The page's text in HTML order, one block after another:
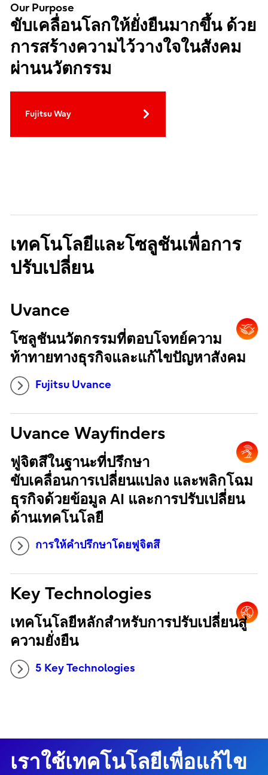
Our Purpose
ขับเคลื่อนโลกให้ยั่งยืนมากขึ้น ด้วย
การสร้างความไว้วางใจในสังคม
ผ่านนวัตกรรม
Fujitsu Way
เทคโนโลยีและโซลูชันเพื่อการ
ปรับเปลี่ยน
Uvance
โซลูชันนวัตกรรมที่ตอบโจทย์ความ
ท้าทายทางธุรกิจและแก้ไขปัญหาสังคม
Fujitsu Uvance
Uvance Wayfinders
ฟูจิตสึในฐานะที่ปรึกษา
ขับเคลื่อนการเปลี่ยนแปลง และพลิกโฉม
ธุรกิจด้วยข้อมูล AI และการปรับเปลี่ยน
ด้านเทคโนโลยี
การให้คำปรึกษาโดยฟูจิตสึ
Key Technologies
เทคโนโลยีหลักสำหรับการปรับเปลี่ยนสู่
ความยั่งยืน
5 Key Technologies
เราใช้เทคโนโลยีเพื่อแก้ไข